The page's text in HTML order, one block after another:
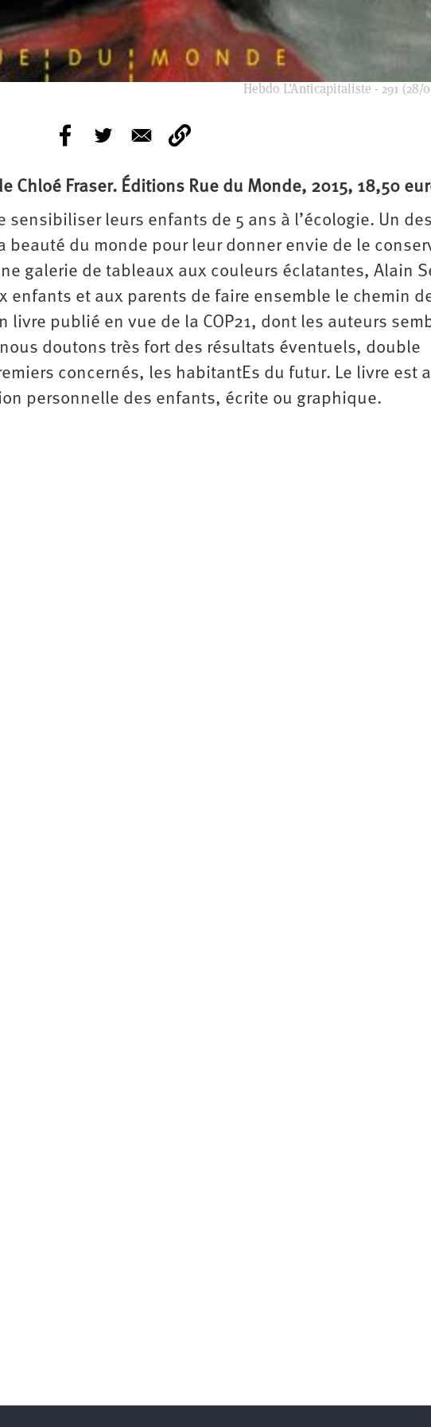
Hebdo L’Anticapitaliste - 291 (28/
Chloé Fraser. Éditions Rue du Monde, 2015, 18,50
sensibiliser leurs enfants de 5 ans à l’écologie. Un des
beauté du monde pour leur donner envie de le
galerie de tableaux aux couleurs éclatantes, Alain
enfants et aux parents de faire ensemble le chemin
livre publié en vue de la COP21, dont les auteurs
doutons très fort des résultats éventuels, double
concernés, les habitantEs du futur. Le livre est
personnelle des enfants, écrite ou graphique.